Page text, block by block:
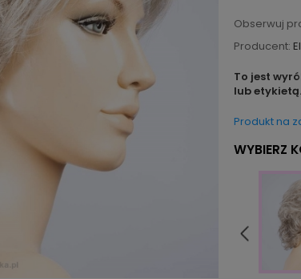
Obserwuj
Producent:
To jest
lub etykietą.
Produkt na
WYBIERZ